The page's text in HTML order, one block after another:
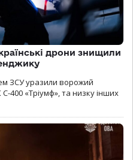
дрони знищили
ЗСУ уразили ворожий
400 «Тріумф», та низку інших